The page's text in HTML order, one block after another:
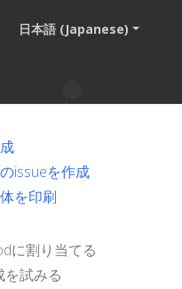
日本語 (Japanese)
issueを作成
を印刷
に割り当てる
試みる